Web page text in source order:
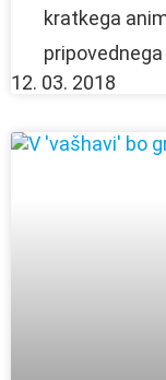
kratkega
12. 03. 2018